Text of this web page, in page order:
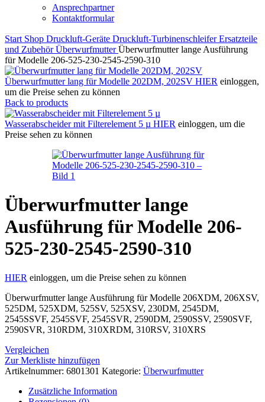
Ansprechpartner
Kontaktformular
Start Shop Druckluft-Geräte Druckluft-TurbinenschleiferErsatzteile
und ZubehörÜberwurfmutterÜberwurfmutter lange Ausführung
für Modelle 206-525-230-2545-2590-310
Überwurfmutter lang für Modelle 202DM, 202SV HIER einloggen,
um die Preise sehen zu können
Back to products
Wasserabscheider mit Filterelement 5 µ HIER einloggen, um die
Preise sehen zu können
Überwurfmutter lange
Ausführung für Modelle 206-
525-230-2545-2590-310
HIER einloggen, um die Preise sehen zu können
Überwurfmutter lange Ausführung für Modelle 206XDM, 206XSV,
525DM, 525XDM, 525SV, 525XSV, 230DM, 2545DM,
2545SSVF, 2545SVF, 2545SVR, 2590DM, 2590SSV, 2590SVF,
2590SVR, 310RDM, 310XRDM, 310RSV, 310XRS
Vergleichen
Zur Merkliste hinzufügen
Artikelnummer: 6801301 Kategorie: Überwurfmutter
Zusätzliche Information